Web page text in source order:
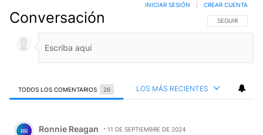
Conversación SIGA ESTA
SEGUIR
INICIAR SESIÓN CREAR CUENTA
TODOS LOS COMENTARIOS 26 LOS MÁS RECIENTES
Comentario de Ronnie Reagan.
RR Ronnie Reagan 11 DE SEPTIEMBRE DE 2024